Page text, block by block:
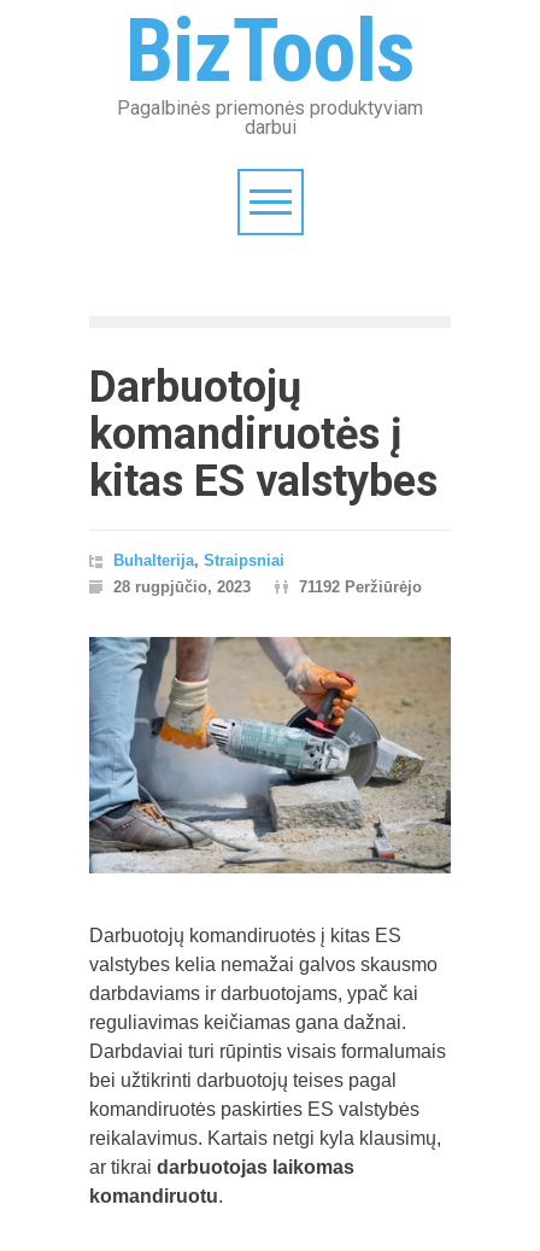
BizTools
Pagalbinės priemonės produktyviam
darbui
Darbuotojų
komandiruotės į
kitas ES valstybes
Buhalterija, Straipsniai
28 rugpjūčio, 2023
71192 Peržiūrėjo
Darbuotojų komandiruotės į kitas ES
valstybes kelia nemažai galvos skausmo
darbdaviams ir darbuotojams, ypač kai
reguliavimas keičiamas gana dažnai.
Darbdaviai turi rūpintis visais formalumais
bei užtikrinti darbuotojų teises pagal
komandiruotės paskirties ES valstybės
reikalavimus. Kartais netgi kyla klausimų,
ar tikrai darbuotojas laikomas
komandiruotu.